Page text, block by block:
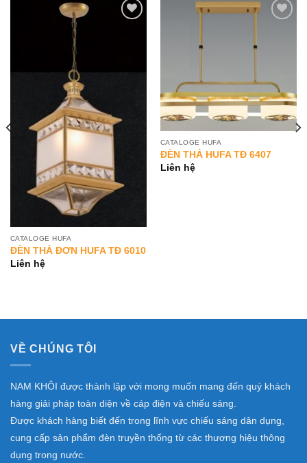
CATALOGE HUFA
ĐÈN THẢ ĐƠN HUFA TĐ 6010
Liên hệ
CATALOGE HUFA
ĐÈN THẢ HUFA TĐ 6407
Liên hệ
VỀ CHÚNG TÔI
NAM KHÔI được thành lập với mong muốn mang đến quý khách
hàng giải pháp toàn diện về cáp điện và chiếu sáng.
Được khách hàng biết đến trong lĩnh vực chiếu sáng dân dụng,
cung cấp sản phẩm đèn truyền thống từ các thương hiệu thông
dụng trong nước.